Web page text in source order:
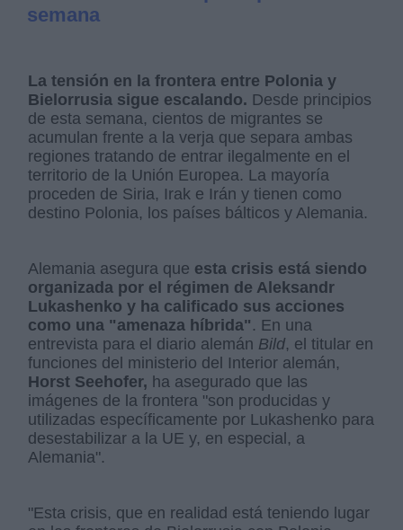
semana
La tensión en la frontera entre Polonia y
Bielorrusia sigue escalando. Desde principios
de esta semana, cientos de migrantes se
acumulan frente a la verja que separa ambas
regiones tratando de entrar ilegalmente en el
territorio de la Unión Europea. La mayoría
proceden de Siria, Irak e Irán y tienen como
destino Polonia, los países bálticos y Alemania.
Alemania asegura que esta crisis está siendo
organizada por el régimen de Aleksandr
Lukashenko y ha calificado sus acciones
como una "amenaza híbrida" . En una
entrevista para el diario alemán Bild, el titular en
funciones del ministerio del Interior alemán,
Horst Seehofer, ha asegurado que las
imágenes de la frontera "son producidas y
utilizadas específicamente por Lukashenko para
desestabilizar a la UE y, en especial, a
Alemania".
"Esta crisis, que en realidad está teniendo lugar